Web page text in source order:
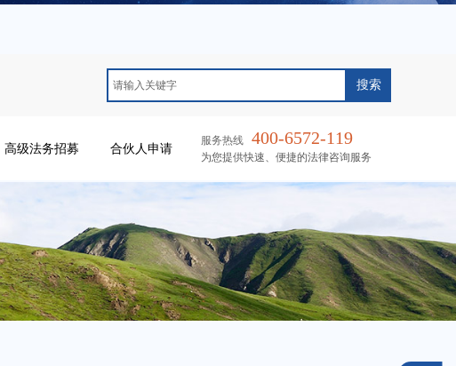
搜索
合伙人申请
高级法务招募
服务热线 400-6572-119
为您提供快速、便捷的法律咨询服务